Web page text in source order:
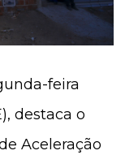
feira
destaca o
Aceleração